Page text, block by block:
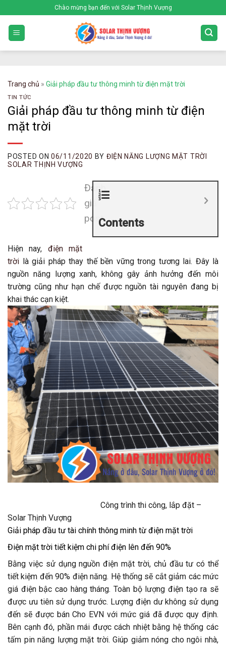
to
content
Chào mừng bạn đến với Solar Thịnh Vượng
Trang chủ » Giải pháp đầu tư thông minh từ điện mặt trời
TIN TỨC
Giải pháp đầu tư thông minh từ điện
mặt trời
POSTED ON 06/11/2020 BY ĐIỆN NĂNG LƯỢNG MẶT TRỜI
SOLAR THỊNH VƯỢNG
Contents
Đánh
giá
post
Hiện nay, điện mặt
trời là giải pháp thay thế bền vững trong tương lai. Đây là
nguồn năng lượng xanh, không gây ảnh hưởng đến môi
trường cũng như hạn chế được nguồn tài nguyên đang bị
khai thác cạn kiệt.
Công trình thi công, lắp đặt –
Solar Thịnh Vượng
Giải pháp đầu tư tài chính thông minh từ điện mặt trời
Điện mặt trời tiết kiệm chi phí điện lên đến 90%
Bằng việc sử dụng nguồn điện mặt trời, chủ đầu tư có thể
tiết kiệm đến 90% điện năng. Hệ thống sẽ cắt giảm các mức
giá điện bậc cao hàng tháng. Toàn bộ lượng điện tạo ra sẽ
được ưu tiên sử dụng trước. Lượng điện dư không sử dụng
đến sẽ được bán Cho EVN với mức giá đã được quy định.
Bên cạnh đó, phần mái được cách nhiệt bằng hệ thống các
tấm pin năng lượng mặt trời. Giúp giảm nóng cho ngôi nhà,